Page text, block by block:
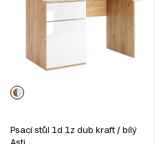
Psací stůl 1d 1z dub kraft / bílý